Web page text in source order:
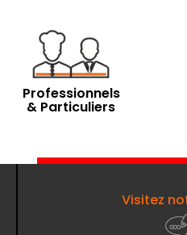
Professionnels
& Particuliers
Visitez